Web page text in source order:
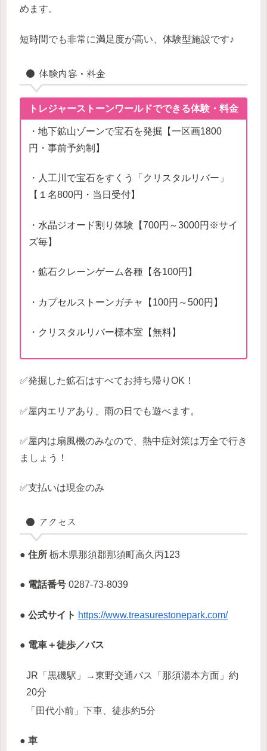
めます。
短時間でも非常に満足度が高い、体験型施設です♪
● 体験内容・料金
トレジャーストーンワールドでできる体験・料金
・地下鉱山ゾーンで宝石を発掘【一区画1800
円・事前予約制】
・人工川で宝石をすくう「クリスタルリバー」
【１名800円・当日受付】
・水晶ジオード割り体験【700円～3000円※サイ
ズ毎】
・鉱石クレーンゲーム各種【各100円】
・カプセルストーンガチャ【100円～500円】
・クリスタルリバー標本室【無料】
✅発掘した鉱石はすべてお持ち帰りOK！
✅屋内エリアあり、雨の日でも遊べます。
✅屋内は扇風機のみなので、熱中症対策は万全で行き
ましょう！
✅支払いは現金のみ
● アクセス
● 住所 栃木県那須郡那須町高久丙123
● 電話番号 0287-73-8039
● 公式サイト https://www.treasurestonepark.com/
● 電車＋徒歩／バス
JR「黒磯駅」→東野交通バス「那須湯本方面」約
20分
「田代小前」下車、徒歩約5分
● 車